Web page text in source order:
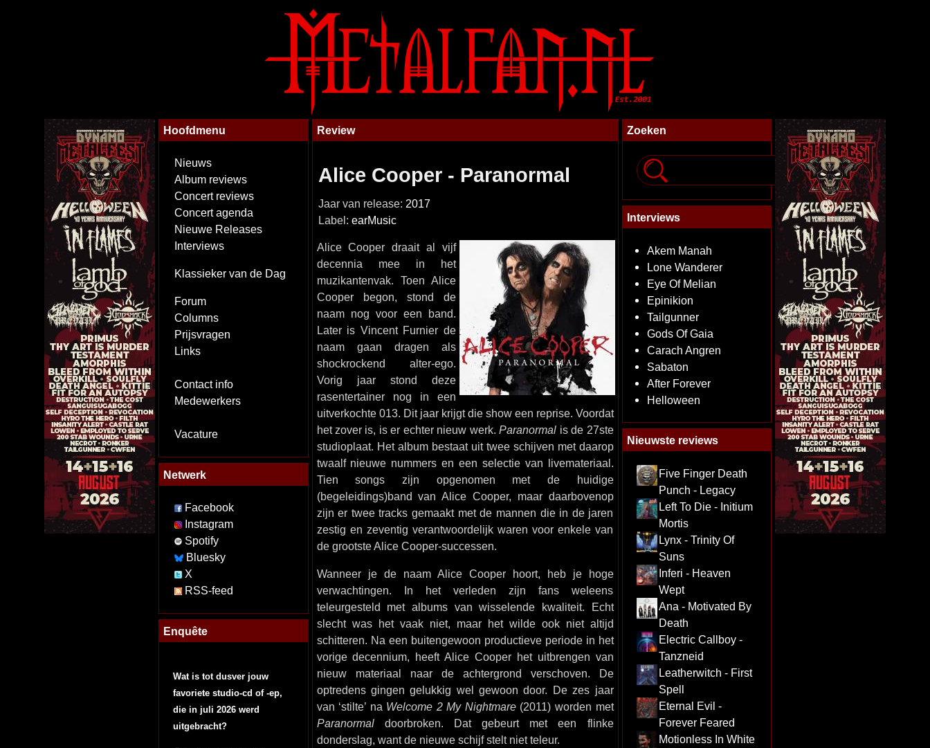
Hoofdmenu
Nieuws
Album reviews
Concert reviews
Concert agenda
Nieuwe Releases
Interviews
Klassieker van de Dag
Forum
Columns
Prijsvragen
Links
Contact info
Medewerkers
Vacature
Netwerk
Facebook
Instagram
Spotify
Bluesky
X
RSS-feed
Enquête
Wat is tot dusver jouw
favoriete studio-cd of -ep,
die in juli 2026 werd
uitgebracht?
Review
Alice Cooper - Paranormal
Jaar van release: 2017
Label: earMusic
Alice Cooper draait al vijf
decennia mee in het
muzikantenvak. Toen Alice
Cooper begon, stond de
naam nog voor een band.
Later is Vincent Furnier de
naam gaan dragen als
shockrockend alter-ego.
Vorig jaar stond deze
rasentertainer nog in een
uitverkochte 013. Dit jaar krijgt die show een reprise. Voordat
het zover is, is er echter nieuw werk.Paranormal is de 27ste
studioplaat. Het album bestaat uit twee schijven met daarop
twaalf nieuwe nummers en een selectie van livemateriaal.
Tien songs zijn opgenomen met de huidige
(begeleidings)band van Alice Cooper, maar daarbovenop
zijn er twee tracks gemaakt met de mannen die in de jaren
zestig en zeventig verantwoordelijk waren voor enkele van
de grootste Alice Cooper-successen.
Wanneer je de naam Alice Cooper hoort, heb je hoge
verwachtingen. In het verleden zijn fans weleens
teleurgesteld met albums van wisselende kwaliteit. Echt
slecht was het vaak niet, maar het wilde ook niet altijd
schitteren. Na een buitengewoon productieve periode in het
vorige decennium, heeft Alice Cooper het uitbrengen van
nieuw materiaal naar de achtergrond verschoven. De
optredens gingen gelukkig wel gewoon door. De zes jaar
van ‘stilte’ na Welcome 2 My Nightmare(2011) worden met
Paranormaldoorbroken. Dat gebeurt met een flinke
donderslag, want de nieuwe schijf stelt niet teleur.
Zoeken
Interviews
Akem Manah
Lone Wanderer
Eye Of Melian
Epinikion
Tailgunner
Gods Of Gaia
Carach Angren
Sabaton
After Forever
Helloween
Nieuwste reviews
Five Finger Death
Punch - Legacy
Left To Die - Initium
Mortis
Lynx - Trinity Of
Suns
Inferi - Heaven
Wept
Ana - Motivated By
Death
Electric Callboy -
Tanzneid
Leatherwitch - First
Spell
Eternal Evil -
Forever Feared
Motionless In White